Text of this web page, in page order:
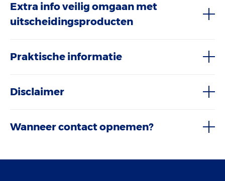
Extra info veilig omgaan met
uitscheidingsproducten
Praktische informatie
Disclaimer
Wanneer contact opnemen?